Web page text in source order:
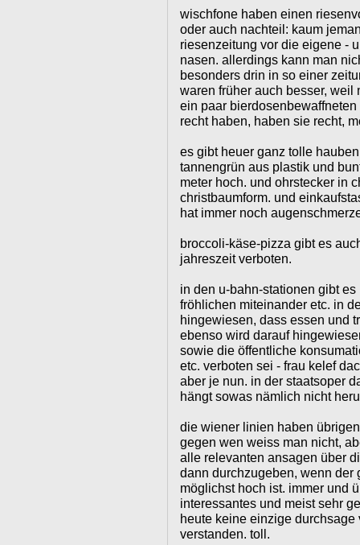
wischfone haben einen
oder auch nachteil: kaum
riesenzeitung vor die eigene -
nasen. allerdings kann man
besonders drin in so einer
waren früher auch besser, weil
ein paar
recht haben, haben sie recht,
es gibt heuer ganz tolle
tannengrün aus plastik und
meter hoch. und ohrstecker in
christbaumform. und
hat immer noch
broccoli-käse-pizza gibt es
jahreszeit verboten.
in den u-bahn-stationen gibt
fröhlichen miteinander etc. in
hingewiesen, dass essen und
ebenso wird darauf
sowie die öffentliche
etc. verboten sei - frau kelef
aber je nun. in der staatsoper
hängt sowas nämlich nicht
die wiener linien haben
gegen wen weiss man nicht,
alle relevanten ansagen über
dann durchzugeben, wenn der
möglichst hoch ist. immer und
interessantes und meist sehr
heute keine einzige
verstanden. toll.